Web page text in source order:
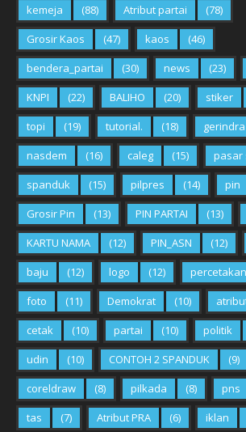
kemeja (88) Atribut partai
(78)
Grosir Kaos
(47) kaos
(46)
bendera_partai
(30) news (23)
KNPI
(22) BALIHO (20) stiker
topi
(19) tutorial. (18) gerindra
nasdem
(16) caleg (15) pasar
spanduk
(15) pilpres (14) pin
Grosir Pin
(13) PIN PARTAI (13)
KARTU NAMA
(12) PIN_ASN (12)
baju
(12) logo (12) percetakan
foto
(11) Demokrat (10)
cetak
(10) partai (10) politik
udin
(10) CONTOH 2 SPANDUK
(9)
coreldraw
(8) pilkada (8) pns
tas
(7) Atribut PRA (6) iklan